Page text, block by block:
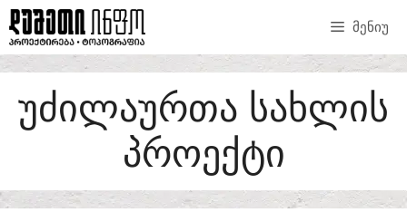
SKIP
TO
CONTENT
ᲛᲔᲜᲘᲣ
ᲣᲫᲘᲚᲐᲣᲠᲗᲐ ᲡᲐᲮᲚᲘᲡ
ᲞᲠᲝᲔᲥᲢᲘ